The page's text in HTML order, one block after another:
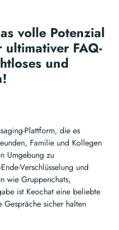
volle Potenzial
FAQ-
und
Plattform, die es
Familie und Kollegen
Umgebung zu
Verschlüsselung und
wie Gruppenchats,
ist Keochat eine beliebte
sicher halten